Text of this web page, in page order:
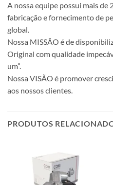
A nossa equipe possui mais de
fabricação e fornecimento de
global.
Nossa MISSÃO é de
Original com qualidade
um”.
Nossa VISÃO é promover
aos nossos clientes.
PRODUTOS